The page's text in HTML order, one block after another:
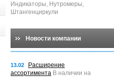
Индикаторы, Нутромеры,
Штангенциркули
Новости компании
13.02
Расширение
ассортимента В наличии на